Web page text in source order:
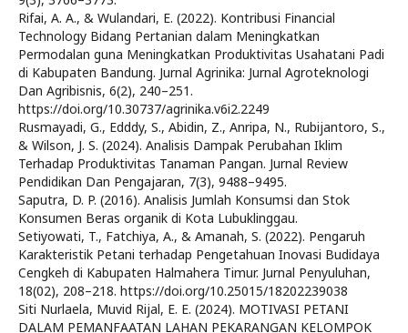
Rifai, A. A., & Wulandari, E. (2022). Kontribusi Financial
Technology Bidang Pertanian dalam Meningkatkan
Permodalan guna Meningkatkan Produktivitas Usahatani Padi
di Kabupaten Bandung. Jurnal Agrinika: Jurnal Agroteknologi
Dan Agribisnis, 6(2), 240–251.
https://doi.org/10.30737/agrinika.v6i2.2249
Rusmayadi, G., Edddy, S., Abidin, Z., Anripa, N., Rubijantoro, S.,
& Wilson, J. S. (2024). Analisis Dampak Perubahan Iklim
Terhadap Produktivitas Tanaman Pangan. Jurnal Review
Pendidikan Dan Pengajaran, 7(3), 9488–9495.
Saputra, D. P. (2016). Analisis Jumlah Konsumsi dan Stok
Konsumen Beras organik di Kota Lubuklinggau.
Setiyowati, T., Fatchiya, A., & Amanah, S. (2022). Pengaruh
Karakteristik Petani terhadap Pengetahuan Inovasi Budidaya
Cengkeh di Kabupaten Halmahera Timur. Jurnal Penyuluhan,
18(02), 208–218. https://doi.org/10.25015/18202239038
Siti Nurlaela, Muvid Rijal, E. E. (2024). MOTIVASI PETANI
DALAM PEMANFAATAN LAHAN PEKARANGAN KELOMPOK